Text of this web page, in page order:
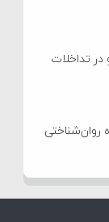
تداخلات
روان‌شناختی